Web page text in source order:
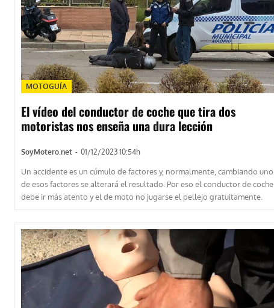
MOTOGUÍA
El vídeo del conductor de coche que tira dos
motoristas nos enseña una dura lección
SoyMotero.net - 01/12/2023 10:54h
Un accidente es un cúmulo de factores y, normalmente, cambiando uno
de esos factores se alterará el resultado. Por eso el conductor de coche
debe ir más atento y el de moto no jugarse el pellejo gratuitamente.